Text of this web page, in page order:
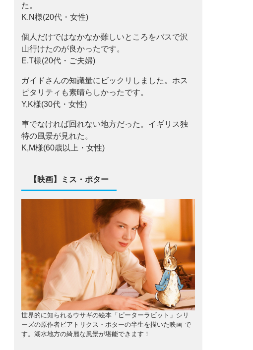
た。
K.N様(20代・女性)
個人だけではなかなか難しいところをバスで沢
山行けたのが良かったです。
E.T様(20代・ご夫婦)
ガイドさんの知識量にビックリしました。ホス
ピタリティも素晴らしかったです。
Y,K様(30代・女性)
車でなければ回れない地方だった。イギリス独
特の風景が見れた。
K,M様(60歳以上・女性)
【映画】ミス・ポター
世界的に知られるウサギの絵本「ピーターラビット」シリ
ーズの原作者ビアトリクス・ポターの半生を描いた映画 で
す。湖水地方の綺麗な風景が堪能できます！